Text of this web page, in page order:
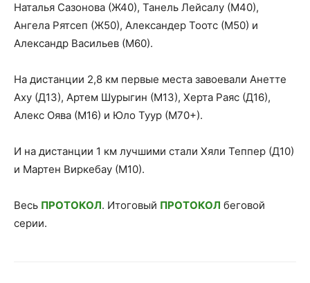
Наталья Сазонова (Ж40), Танель Лейсалу (М40),
Ангела Рятсеп (Ж50), Александер Тоотс (М50) и
Александр Васильев (М60).
На дистанции 2,8 км первые места завоевали Анетте
Аху (Д13), Артем Шурыгин (М13), Херта Раяс (Д16),
Алекс Оява (М16) и Юло Туур (М70+).
И на дистанции 1 км лучшими стали Хяли Теппер (Д10)
и Мартен Виркебау (М10).
Весь ПРОТОКОЛ. Итоговый ПРОТОКОЛ беговой
серии.